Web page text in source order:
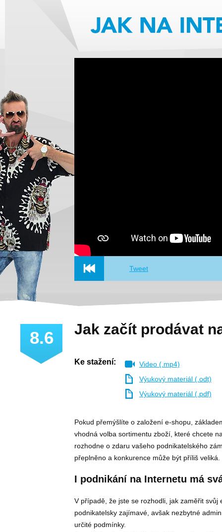
8.6
Tweet
Jak začít prodávat
Ke stažení:
Video (.mp4)
Výukový materiál (.odt)
Výukový materiál (.pdf)
Pokud přemýšlíte o založení e-shopu,
vhodná volba sortimentu zboží, které chcete
rozhodne o zdaru vašeho podnikatelského
přeplněno a konkurence může být příliš veliká.
I podnikání na Internetu má
V případě, že jste se rozhodli, jak zaměřit
podnikatelsky zajímavé, avšak nezbytné
určité podmínky.